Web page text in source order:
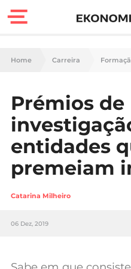
Finanças
Carreira
Casa
Lifestyle
Sociedade
Tecnologia
Negócios
Home Carreira
Prémios de
entidades
premeiam
Catarina Milheiro
06 Dez, 2019